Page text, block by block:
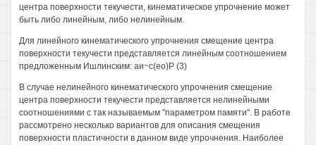
центра поверхности текучести, кинематическое упрочнение может
быть либо линейным, либо нелинейным.
Для линейного кинематического упрочнения смещение центра
поверхности текучести представляется линейным соотношением
предложенным Ишлинским: аи~с(ео)Р (3)
В случае нелинейного кинематического упрочнения смещение
центра поверхности текучести представляется нелинейными
соотношениями с так называемым "параметром памяти". В работе
рассмотрено несколько вариантов для описания смещения
поверхности пластичности в данном виде упрочнения. Наиболее